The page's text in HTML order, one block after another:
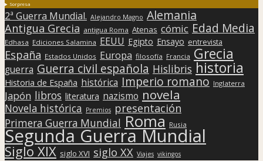
Sorpresa
2ª Guerra Mundial. Alejandro Magno Alemania
Antigua Grecia antigua Roma Atenas cómic Edad Media
Edhasa Ediciones Salamina EEUU Egipto Ensayo entrevista
España Estados Unidos Europa filosofía Francia Grecia
guerra Guerra civil española Hislibris historia
Historia de España histórica Imperio romano Inglaterra
Japón libros literatura nazismo novela
Novela histórica Premios presentación
Primera Guerra Mundial Roma Rusia
Segunda Guerra Mundial
Siglo XIX siglo XVI siglo XX Viajes vikingos